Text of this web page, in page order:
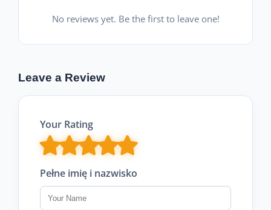
No reviews yet. Be the first to leave one!
Leave a Review
Your Rating
Pełne imię i nazwisko